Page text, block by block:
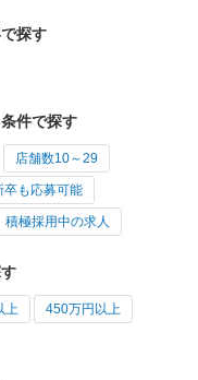
探す
件で探す
店舗数10～29
卒も応募可能
積極採用中の求人
上 450万円以上